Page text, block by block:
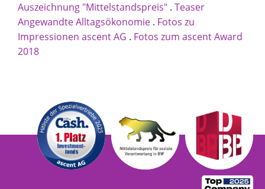
Auszeichnung "Mittelstandspreis" . Teaser
Angewandte Alltagsökonomie . Fotos zu
Impressionen ascent AG . Fotos zum ascent Award
2018